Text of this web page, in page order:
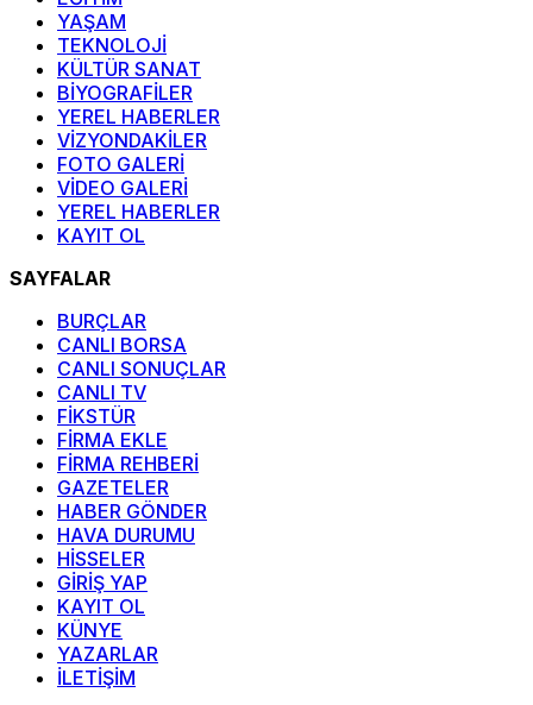
YAŞAM
TEKNOLOJİ
KÜLTÜR SANAT
BİYOGRAFİLER
YEREL HABERLER
VİZYONDAKİLER
FOTO GALERİ
VİDEO GALERİ
YEREL HABERLER
KAYIT OL
SAYFALAR
BURÇLAR
CANLI BORSA
CANLI SONUÇLAR
CANLI TV
FİKSTÜR
FİRMA EKLE
FİRMA REHBERİ
GAZETELER
HABER GÖNDER
HAVA DURUMU
HİSSELER
GİRİŞ YAP
KAYIT OL
KÜNYE
YAZARLAR
İLETİŞİM